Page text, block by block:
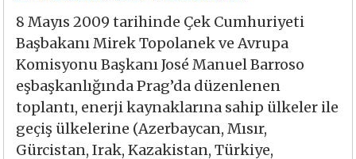
8 Mayıs 2009 tarihinde Çek Cumhuriyeti
Başbakanı Mirek Topolanek ve Avrupa
Komisyonu Başkanı José Manuel Barroso
eşbaşkanlığında Prag’da düzenlenen
toplantı, enerji kaynaklarına sahip ülkeler ile
geçiş ülkelerine (Azerbaycan, Mısır,
Gürcistan, Irak, Kazakistan, Türkiye,